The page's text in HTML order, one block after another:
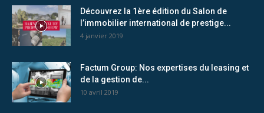
Découvrez la 1ère édition du Salon de
l’immobilier international de prestige...
4 janvier 2019
Factum Group: Nos expertises du leasing et
de la gestion de...
10 avril 2019